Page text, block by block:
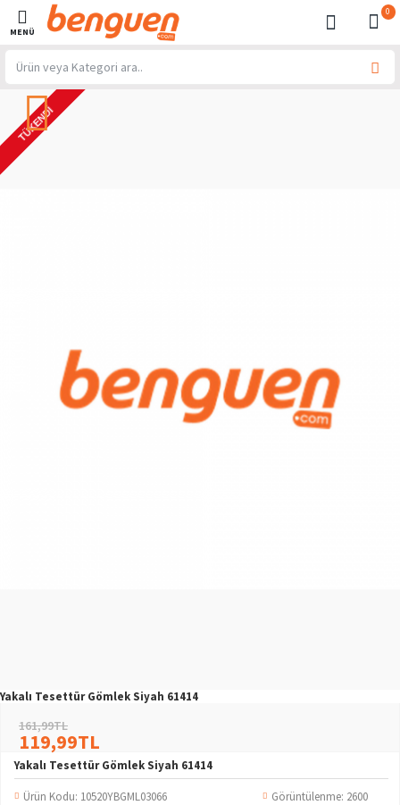
0
TÜKENDI
Yakalı Tesettür Gömlek Siyah 61414
Yakalı Tesettür Gömlek Siyah 61414
Ürün Kodu: 10520YBGML03066 Görüntülenme: 2600
119,99TL
161,99TL